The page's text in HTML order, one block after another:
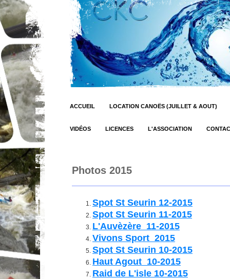
ACCUEIL LOCATION CANOËS (JUILLET & AOUT)
VIDÉOS LICENCES L'ASSOCIATION
Photos 2015
Spot St Seurin 12-2015
Spot St Seurin 11-2015
L'Auvèzère 11-2015
Vivons Sport 2015
Spot St Seurin 10-2015
Haut Agout 10-2015
Raid de L'isle 10-2015